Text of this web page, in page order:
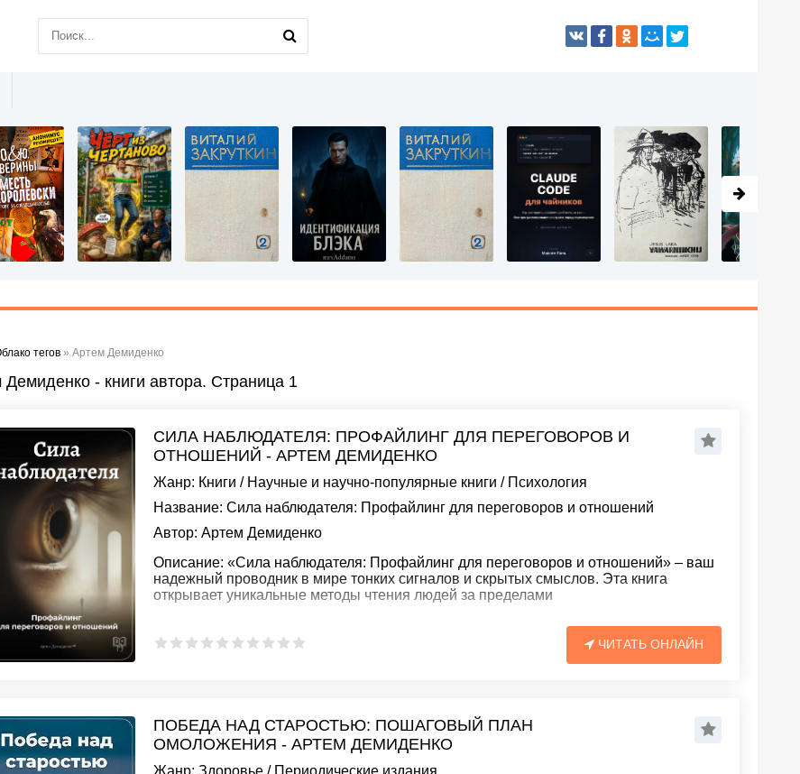
тегов » Артем Демиденко
Демиденко - книги автора. Страница 1
СИЛА НАБЛЮДАТЕЛЯ: ПРОФАЙЛИНГ ДЛЯ ПЕРЕГОВОРОВ И
ОТНОШЕНИЙ - АРТЕМ ДЕМИДЕНКО
Жанр: Книги / Научные и научно-популярные книги / Психология
Название: Сила наблюдателя: Профайлинг для переговоров и отношений
Автор: Артем Демиденко
Описание: «Сила наблюдателя: Профайлинг для переговоров и отношений» – ваш
надежный проводник в мире тонких сигналов и скрытых смыслов. Эта книга
открывает уникальные методы чтения людей за пределами
ЧИТАТЬ ОНЛАЙН
ПОБЕДА НАД СТАРОСТЬЮ: ПОШАГОВЫЙ ПЛАН
ОМОЛОЖЕНИЯ - АРТЕМ ДЕМИДЕНКО
Жанр: Здоровье / Периодические издания